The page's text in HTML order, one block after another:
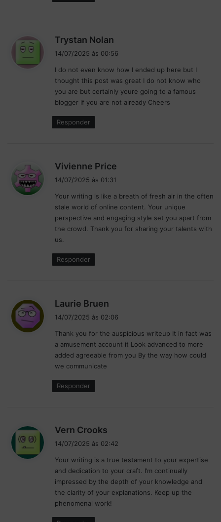
Trystan Nolan
s
e
:
14/07/2025 às 00:56
I do not even know how I ended up here but I
thought this post was great I do not know who
you are but certainly youre going to a famous
blogger if you are not already Cheers
Responder
Vivienne Price
s
e
:
14/07/2025 às 01:31
Your writing is like a breath of fresh air in the often
stale world of online content. Your unique
perspective and engaging style set you apart from
the crowd. Thank you for sharing your talents with
us.
Responder
Laurie Bruen
s
e
:
14/07/2025 às 02:06
Thank you for the auspicious writeup It in fact was
a amusement account it Look advanced to more
added agreeable from you By the way how could
we communicate
Responder
Vern Crooks
s
e
:
14/07/2025 às 02:42
Your writing is a true testament to your expertise
and dedication to your craft. I’m continually
impressed by the depth of your knowledge and
the clarity of your explanations. Keep up the
phenomenal work!